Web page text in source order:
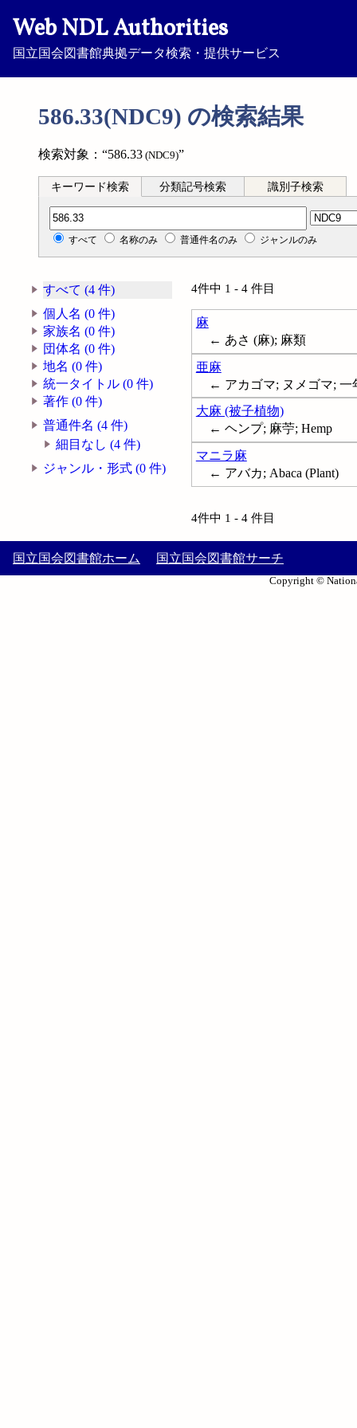
Web NDL Authorities
国立国会図書館典拠データ検索・提供サービス
586.33(NDC9) の検索結果
検索対象：“586.33 (NDC9)”
キーワード検索 分類記号検索 識別子検索
分類記号検索
すべて 名称のみ 普通件名のみ ジャンルのみ
すべて (4 件)
個人名 (0 件)
家族名 (0 件)
団体名 (0 件)
地名 (0 件)
統一タイトル (0 件)
著作 (0 件)
普通件名 (4 件)
細目なし (4 件)
ジャンル・形式 (0 件)
4件中 1 - 4 件目
麻
← あさ (麻); 麻類
亜麻
← アカゴマ; ヌメゴマ; 一
大麻 (被子植物)
← ヘンプ; 麻苧; Hemp
マニラ麻
← アバカ; Abaca (Plant)
4件中 1 - 4 件目
国立国会図書館ホーム 国立国会図書館サーチ
Copyright ©